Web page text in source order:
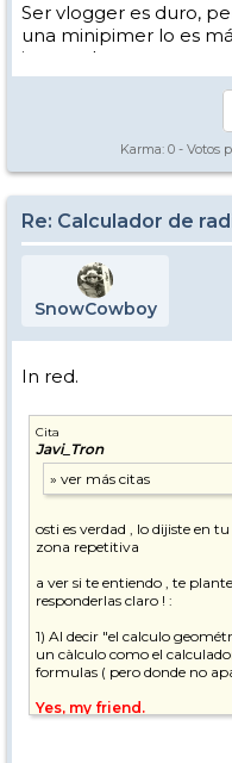
Ser vlogger es duro,
una minipimer lo es
intento hacer.
Yo hago esquí
Los caminos del esquí
Karma: 0 - Votos
Re: Calculador de
SnowCowboy
In red.
Cita
Javi_Tron
osti es verdad , lo dijiste en
zona repetitiva
a ver si te entiendo , te
responderlas claro ! :
1) Al decir "el calculo
un càlculo como el
formulas ( pero donde no
Yes, my friend.